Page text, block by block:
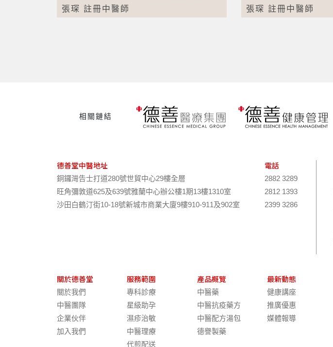
張琛 註冊中醫師 張琛 註冊中醫師
相關鏈結
德善堂中醫地址 電話
銅鑼灣告士打道280號世貿中心29樓全層
2882 3289
旺角彌敦道625及639號雅蘭中心辦公樓1期13樓1310室
2812 1393
沙田白鶴汀街10-18號新城市商業大廈9樓910-911及902室
2399 3286
關於德善堂
關於我們
中醫團隊
企業伙伴
加入我們
服務範圍
專科診療
星級助孕
濕疹治敏
中醫理療
代煎配送
產品概覽
中醫藥
中醫抗疫藥方
中醫配方湯包
德譽製藥
最新動態
健康講座
推廣優惠
媒體報導